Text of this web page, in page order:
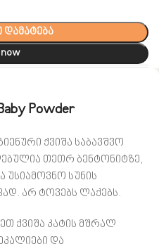
დამატება
now
Powder
ქვიშა საბავშვო
თეთრ ბენტონიტზე,
უსიამოვნო სუნის
არ ტოვებს ლაქებს.
ქვიშა კატის მშრალ
და